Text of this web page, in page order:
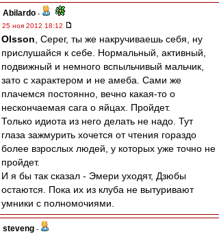
Abilardo -
25 ноя 2012 18:12
Olsson , Серег, ты же накручиваешь себя, ну
прислушайся к себе. Нормальный, активный,
подвижный и немного вспыльчивый мальчик,
зато с характером и не амеба. Сами же
плачемся постоянно, вечно какая-то о
нескончаемая сага о яйцах. Пройдет.
Только идиота из него делать не надо. Тут
глаза зажмурить хочется от чтения гораздо
более взрослых людей, у которых уже точно не
пройдет.
И я бы так сказал - Эмери уходят, Дзюбы
остаются. Пока их из клуба не вытуривают
умники с полномочиями.
steveng -